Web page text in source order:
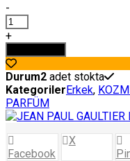
-
JEAN
PAUL
GAULTİER
SCANDAL
POUR
HOMME
EDT
100
ML
ERKEK
PARFÜMÜ
+
Durum2 adet stokta
KategorilerErkek,
PARFÜM
Facebook
X